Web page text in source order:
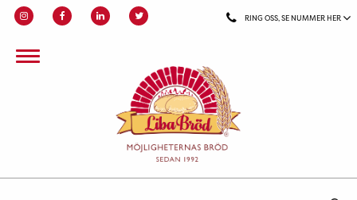
RING OSS, SE NUMMER HER